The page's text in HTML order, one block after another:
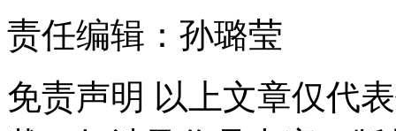
责任编辑：孙璐莹
免责声明 以上文章仅代